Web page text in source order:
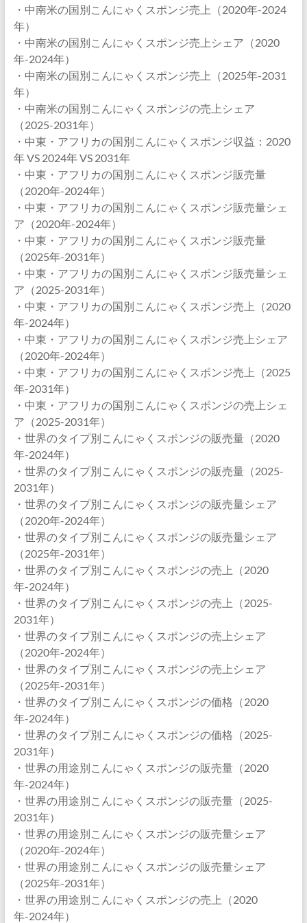
・中南米の国別こんにゃくスポンジ売上（2020年-2024
年）
・中南米の国別こんにゃくスポンジ売上シェア（2020
年-2024年）
・中南米の国別こんにゃくスポンジ売上（2025年-2031
年）
・中南米の国別こんにゃくスポンジの売上シェア
（2025-2031年）
・中東・アフリカの国別こんにゃくスポンジ収益：2020
年 VS 2024年 VS 2031年
・中東・アフリカの国別こんにゃくスポンジ販売量
（2020年-2024年）
・中東・アフリカの国別こんにゃくスポンジ販売量シェ
ア（2020年-2024年）
・中東・アフリカの国別こんにゃくスポンジ販売量
（2025年-2031年）
・中東・アフリカの国別こんにゃくスポンジ販売量シェ
ア（2025-2031年）
・中東・アフリカの国別こんにゃくスポンジ売上（2020
年-2024年）
・中東・アフリカの国別こんにゃくスポンジ売上シェア
（2020年-2024年）
・中東・アフリカの国別こんにゃくスポンジ売上（2025
年-2031年）
・中東・アフリカの国別こんにゃくスポンジの売上シェ
ア（2025-2031年）
・世界のタイプ別こんにゃくスポンジの販売量（2020
年-2024年）
・世界のタイプ別こんにゃくスポンジの販売量（2025-
2031年）
・世界のタイプ別こんにゃくスポンジの販売量シェア
（2020年-2024年）
・世界のタイプ別こんにゃくスポンジの販売量シェア
（2025年-2031年）
・世界のタイプ別こんにゃくスポンジの売上（2020
年-2024年）
・世界のタイプ別こんにゃくスポンジの売上（2025-
2031年）
・世界のタイプ別こんにゃくスポンジの売上シェア
（2020年-2024年）
・世界のタイプ別こんにゃくスポンジの売上シェア
（2025年-2031年）
・世界のタイプ別こんにゃくスポンジの価格（2020
年-2024年）
・世界のタイプ別こんにゃくスポンジの価格（2025-
2031年）
・世界の用途別こんにゃくスポンジの販売量（2020
年-2024年）
・世界の用途別こんにゃくスポンジの販売量（2025-
2031年）
・世界の用途別こんにゃくスポンジの販売量シェア
（2020年-2024年）
・世界の用途別こんにゃくスポンジの販売量シェア
（2025年-2031年）
・世界の用途別こんにゃくスポンジの売上（2020
年-2024年）